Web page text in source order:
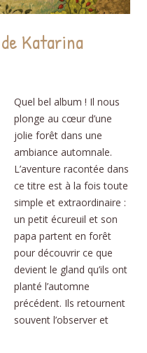
Katarina
Quel bel album ! Il nous
plonge au cœur d’une
jolie forêt dans une
ambiance automnale.
L’aventure racontée dans
ce titre est à la fois toute
simple et extraordinaire :
un petit écureuil et son
papa partent en forêt
pour découvrir ce que
devient le gland qu’ils ont
planté l’automne
précédent. Ils retournent
souvent l’observer et